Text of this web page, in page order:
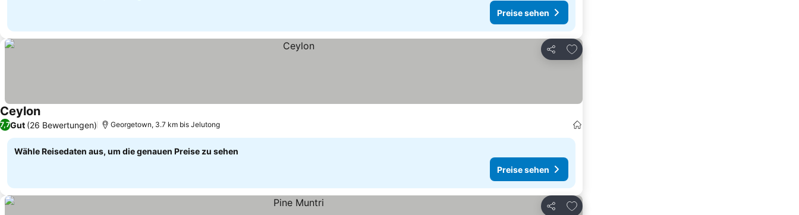
Preise sehen
Teilen
Zu Favoriten hinzufügen
CeylonPreise sehen
7,7Gut (26 Bewertungen) Georgetown, 3.7 km bis Jelutong
Wähle Reisedaten aus, um die genauen Preise zu sehen
Preise sehen
Teilen
Zu Favoriten hinzufügen